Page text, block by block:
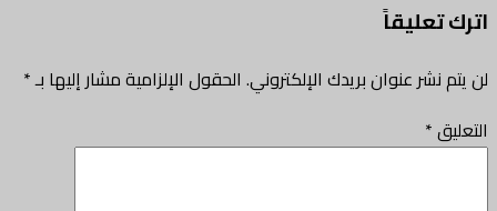
اترك تعليقاً
لن يتم نشر عنوان بريدك الإلكتروني. الحقول الإلزامية مشار إليها بـ*
التعليق*